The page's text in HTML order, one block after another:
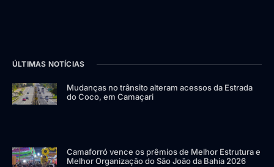
ÚLTIMAS NOTÍCIAS
Mudanças no trânsito alteram acessos da Estrada
do Coco, em Camaçari
Camaforró vence os prêmios de Melhor Estrutura e
Melhor Organização do São João da Bahia 2026